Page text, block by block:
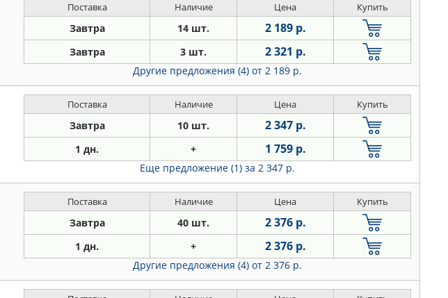
Поставка Наличие Цена Купить
Завтра 14 шт. 2 189 р.
Завтра 3 шт. 2 321 р.
Другие предложения (4) от 2 189 р.
Поставка Наличие Цена Купить
Завтра 10 шт. 2 347 р.
1 дн. + 1 759 р.
Еще предложение (1) за 2 347 р.
Поставка Наличие Цена Купить
Завтра 40 шт. 2 376 р.
1 дн. + 2 376 р.
Другие предложения (4) от 2 376 р.